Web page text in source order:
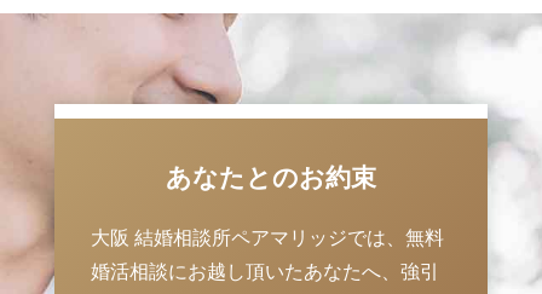
あなたとのお約束
大阪 結婚相談所ペアマリッジでは、無料
婚活相談にお越し頂いたあなたへ、強引